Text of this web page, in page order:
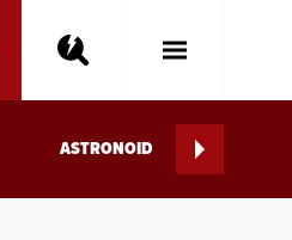
Toggle
ASTRONOID